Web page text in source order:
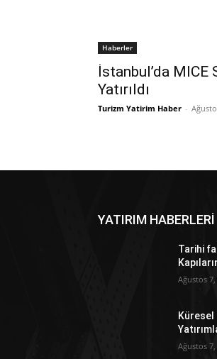
Haberler
İstanbul’da
Yatırıldı
Turizm Yatirim Haber -
YATIRIM HABERLERİ
Tarihi
Ağustos
Ağustos